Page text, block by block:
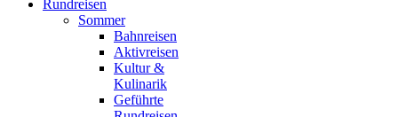
Rundreisen
Sommer
Bahnreisen
Aktivreisen
Kultur &
Kulinarik
Geführte